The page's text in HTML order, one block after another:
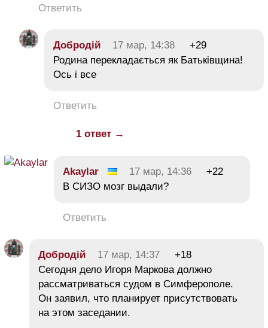
Ответить
Добродій 17 мар, 14:38
+29
Родина перекладається як Батьківщина!
Ось і все
Ответить
1 ответ →
Akaylar 17 мар, 14:36
+22
В СИЗО мозг выдали?
Ответить
Добродій 17 мар, 14:37
+18
Сегодня дело Игоря Маркова должно
рассматриваться судом в Симферополе.
Он заявил, что планирует присутствовать
на этом заседании.